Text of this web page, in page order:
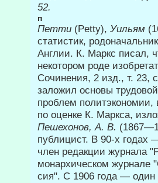
52.
п
Петти (Petty), Уильям
статистик,
Англии. К. Маркс писал,
некотором роде
Сочинения, 2 изд., т. 23,
заложил основы
проблем
по оценке К. Маркса,
Пешехонов, А. В.
публицист. В 90-х годах
член редакции журнала
монархическом журнале
сия". С 1906 года — один